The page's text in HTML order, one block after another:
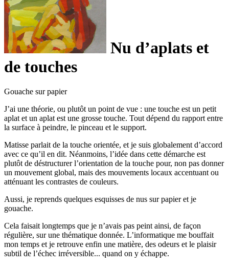
Nu d’aplats et
de touches
Gouache sur papier
J’ai une théorie, ou plutôt un point de vue : une touche est un petit
aplat et un aplat est une grosse touche. Tout dépend du rapport entre
la surface à peindre, le pinceau et le support.
Matisse parlait de la touche orientée, et je suis globalement d’accord
avec ce qu’il en dit. Néanmoins, l’idée dans cette démarche est
plutôt de déstructurer l’orientation de la touche pour, non pas donner
un mouvement global, mais des mouvements locaux accentuant ou
atténuant les contrastes de couleurs.
Aussi, je reprends quelques esquisses de nus sur papier et je
gouache.
Cela faisait longtemps que je n’avais pas peint ainsi, de façon
régulière, sur une thématique donnée. L’informatique me bouffait
mon temps et je retrouve enfin une matière, des odeurs et le plaisir
subtil de l’échec irréversible... quand on y échappe.